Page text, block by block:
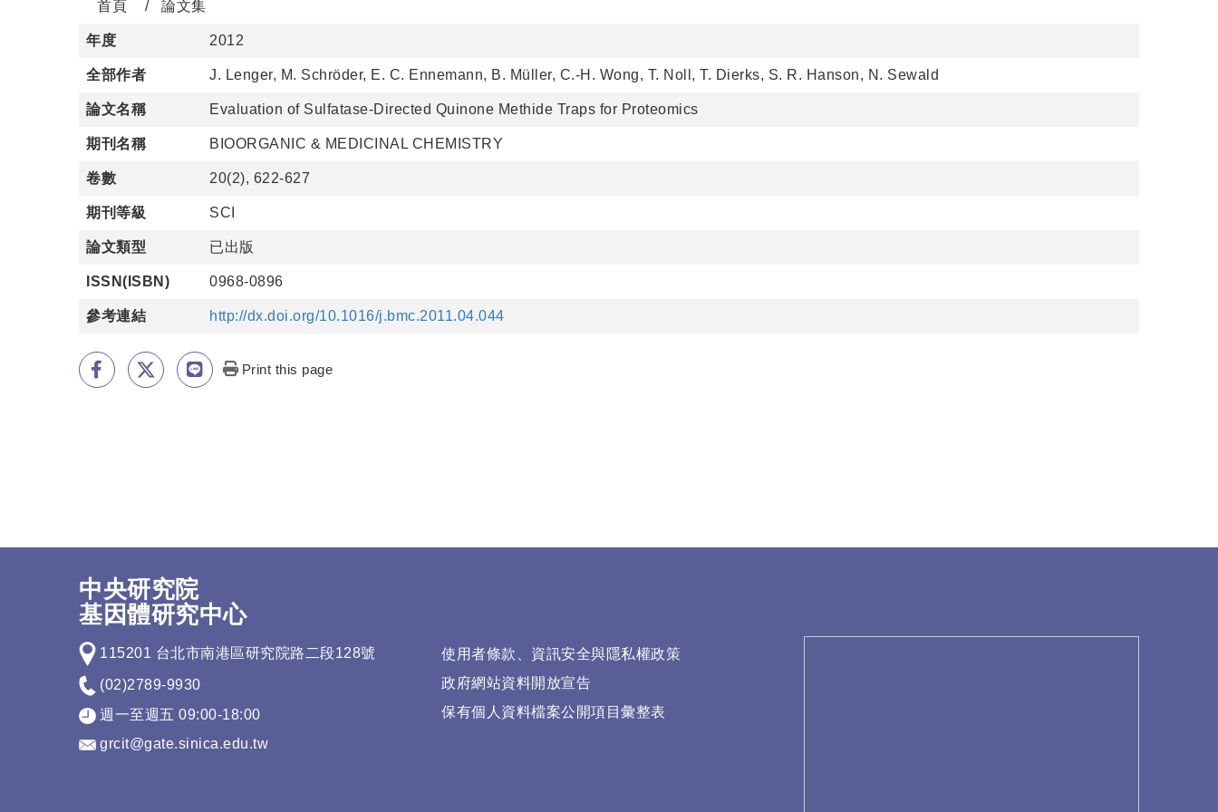
首頁 論文集
年度 2012
全部作者 J. Lenger, M. Schröder, E. C. Ennemann, B. Müller, C.-H. Wong, T. Noll, T. Dierks, S. R. Hanson, N. Sewald
論文名稱 Evaluation of Sulfatase-Directed Quinone Methide Traps for Proteomics
期刊名稱 BIOORGANIC & MEDICINAL CHEMISTRY
卷數 20(2), 622-627
期刊等級 SCI
論文類型 已出版
ISSN(ISBN) 0968-0896
參考連結 http://dx.doi.org/10.1016/j.bmc.2011.04.044
Print this page
中央研究院
基因體研究中心
115201 台北市南港區研究院路二段128號
(02)2789-9930
週一至週五 09:00-18:00
grcit@gate.sinica.edu.tw
使用者條款、資訊安全與隱私權政策
政府網站資料開放宣告
保有個人資料檔案公開項目彙整表